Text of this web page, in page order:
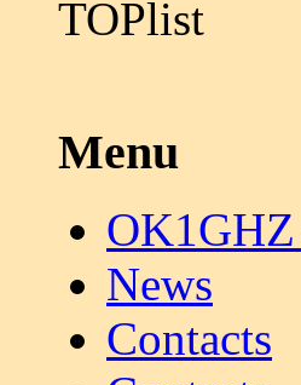
Menu
News
Contacts